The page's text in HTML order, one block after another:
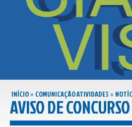
INÍCIO» COMUNICAÇÃO ATIVIDADES »
AVISO DE